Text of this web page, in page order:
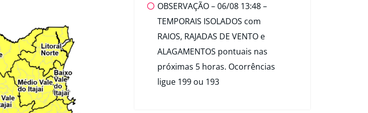
OBSERVAÇÃO – 06/08 13:48 –
TEMPORAIS ISOLADOS com
RAIOS, RAJADAS DE VENTO e
ALAGAMENTOS pontuais nas
próximas 5 horas. Ocorrências
ligue 199 ou 193